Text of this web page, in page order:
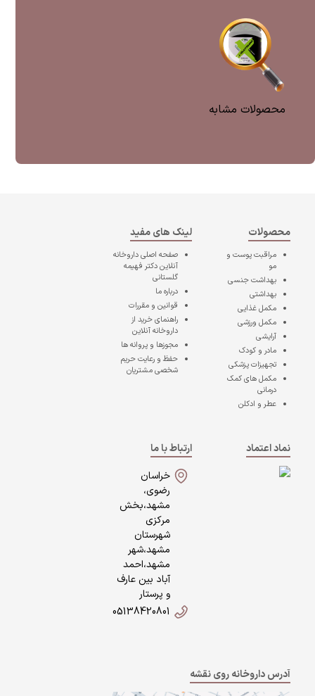
محصولات مشابه
محصولات
مراقبت پوست و
مو
بهداشت جنسی
بهداشتی
مکمل غذایی
مکمل ورزشی
آرایشی
مادر و کودک
تجهیزات پزشکی
مکمل های کمک
درمانی
عطر و ادکلن
لینک های مفید
صفحه اصلیداروخانه
آنلاین دکتر فهیمه
گلستانی
درباره ما
قوانین و مقررات
راهنمای خرید از
داروخانه آنلاین
مجوزها و پروانه ها
حفظ و رعایت حریم
شخصی مشتریان
نماد اعتماد
ارتباط با ما
خراسان
رضوی،
مشهد،بخش
مرکزی
شهرستان
مشهد،شهر
مشهد،احمد
آباد بین عارف
و پرستار
05138420801
آدرس داروخانه روی نقشه